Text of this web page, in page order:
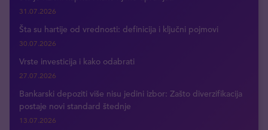
31.07.2026
Šta su hartije od vrednosti: definicija i ključni pojmovi
30.07.2026
Vrste investicija i kako odabrati
27.07.2026
Bankarski depoziti više nisu jedini izbor: Zašto diverzifikacija
postaje novi standard štednje
13.07.2026